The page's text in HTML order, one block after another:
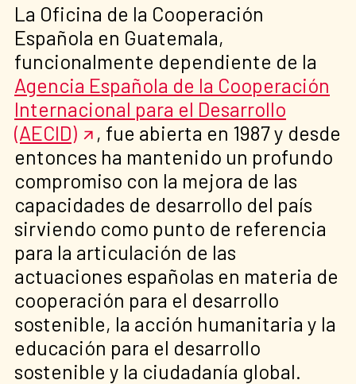
La Oficina de la Cooperación
Española en Guatemala,
funcionalmente dependiente de la
Agencia Española de la Cooperación
Internacional para el Desarrollo
(AECID)
, fue abierta en 1987 y desde
entonces ha mantenido un profundo
compromiso con la mejora de las
capacidades de desarrollo del país
sirviendo como punto de referencia
para la articulación de las
actuaciones españolas en materia de
cooperación para el desarrollo
sostenible, la acción humanitaria y la
educación para el desarrollo
sostenible y la ciudadanía global.